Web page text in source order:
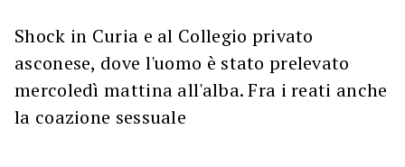
Shock in Curia e al Collegio privato
asconese, dove l'uomo è stato prelevato
mercoledì mattina all'alba. Fra i reati anche
la coazione sessuale